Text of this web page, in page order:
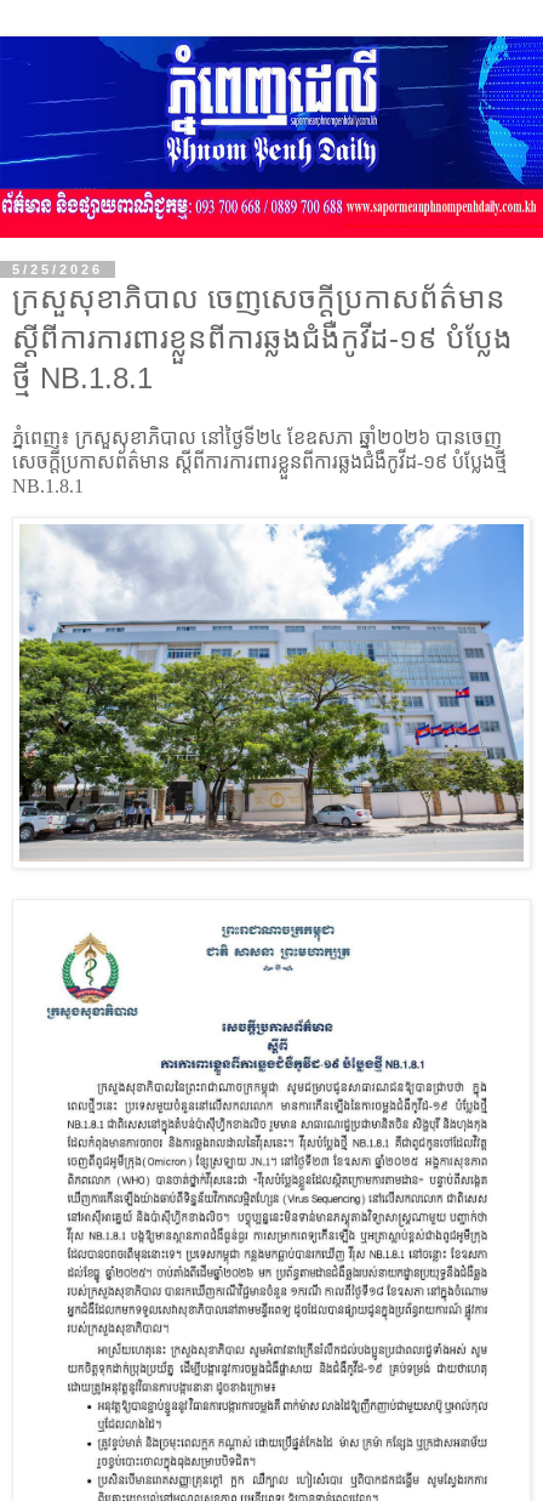
5/25/2026
ក្រសួសុខាភិបាល ចេញសេចក្តីប្រកាសព័ត៌មាន
ស្តីពីការការពារខ្លួនពីការឆ្លងជំងឺកូវីដ-១៩ បំប្លែង
ថ្មី NB.1.8.1
ភ្នំពេញ៖ ក្រសួសុខាភិបាល នៅថ្ងៃទី២៤ ខែឧសភា ឆ្នាំ២០២៦ បានចេញ
សេចក្តីប្រកាសព័ត៌មាន ស្តីពីការការពារខ្លួនពីការឆ្លងជំងឺកូវីដ-១៩ បំប្លែងថ្មី
NB.1.8.1